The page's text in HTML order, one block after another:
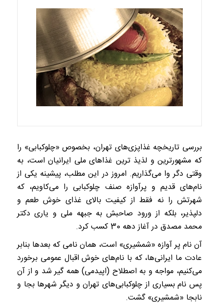
بررسی تاریخچه غذاپزی‌های تهران، بخصوص «چلوکبابی» را
که مشهورترین و لذیذ ترین غذا‌های ملی ایرانیان است، به
وقتی دگر وا می‌گذاریم. امروز در این مطلب، پیشینه یکی از
نام‌های قدیم و پرآوازه صنف چلوکبابی را می‌کاویم، که
شهرتش را نه فقط از کیفیت بالای غذای خوش طعم و
دلپذیر، بلکه از ورود صاحبش به جبهه ملی و یاری دکتر
محمد مصدق در آغاز دهه 30 کسب کرد.
آن نام پر آوازه «شمشیری» است، همان نامی که بعد‌ها بنابر
عادت ما ایرانی‌ها، که با نام‌های خوش اقبال عمومی برخورد
می‌کنیم، مواجه و به اصطلاح (اپیدمی) همه گیر شد و از آن
پس نام بسیاری از چلوکبابی‌های تهران و دیگر شهر‌ها بجا و
نابجا «شمشیری» گشت.